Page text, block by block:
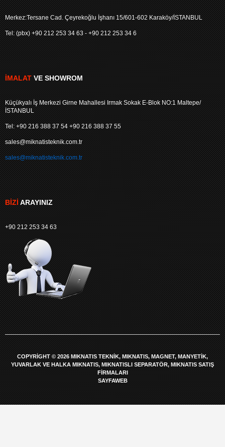
Merkez:Tersane Cad. Çeyrekoğlu İşhanı 15/601-602 Karaköy/İSTANBUL
Tel: (pbx) +90 212 253 34 63 - +90 212 253 34 6
İMALATVE SHOWROM
Küçükyalı İş Merkezi Girne Mahallesi Irmak Sokak E-Blok NO:1 Maltepe/
İSTANBUL
Tel: +90 216 388 37 54 +90 216 388 37 55
sales@miknatisteknik.com.tr
sales@miknatisteknik.com.tr
BIZIARAYINIZ
+90 212 253 34 63
COPYRIGHT © 2026 MIKNATIS TEKNIK, MIKNATIS, MAGNET, MANYETIK,
YUVARLAK VE HALKA MIKNATIS, MIKNATISLI SEPARATÖR, MIKNATIS SATIŞ
FIRMALARI
SAYFAWEB